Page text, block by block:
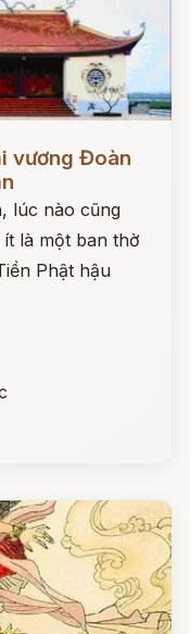
vương Đoàn
lúc nào cũng
là một ban thờ
Phật hậu